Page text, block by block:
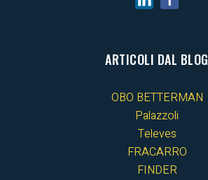
ARTICOLI DAL BLOG
OBO BETTERMAN
Palazzoli
Televes
FRACARRO
FINDER